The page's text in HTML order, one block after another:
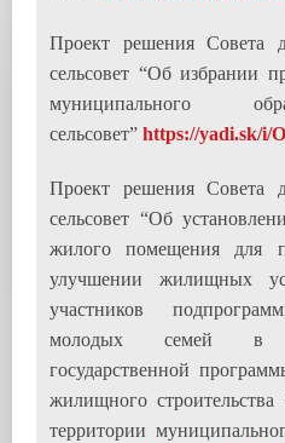
Проект решения Совета
сельсовет “Об избрании
муниципального
сельсовет” https://yadi.sk/i/
Проект решения Совета
сельсовет “Об
жилого помещения для
улучшении жилищных
участников
молодых семей в
государственной
жилищного строительства
территории